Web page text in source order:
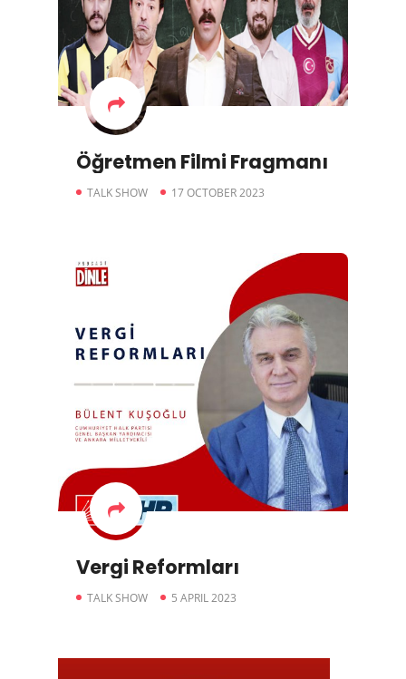
Öğretmen Filmi Fragmanı
TALK SHOW 17 OCTOBER 2023
Vergi Reformları
TALK SHOW 5 APRIL 2023